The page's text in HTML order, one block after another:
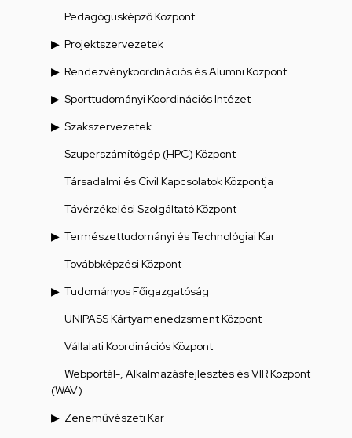
Pedagógusképző Központ
Projektszervezetek
Rendezvénykoordinációs és Alumni Központ
Sporttudományi Koordinációs Intézet
Szakszervezetek
Szuperszámítógép (HPC) Központ
Társadalmi és Civil Kapcsolatok Központja
Távérzékelési Szolgáltató Központ
Természettudományi és Technológiai Kar
Továbbképzési Központ
Tudományos Főigazgatóság
UNIPASS Kártyamenedzsment Központ
Vállalati Koordinációs Központ
Webportál-, Alkalmazásfejlesztés és VIR Központ
(WAV)
Zeneművészeti Kar